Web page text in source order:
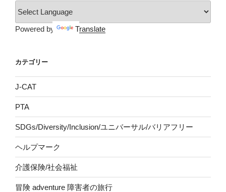
Powered by Translate
カテゴリー
J-CAT
PTA
SDGs/Diversity/Inclusion/ユニバーサル/バリアフリー
ヘルプマーク
介護保険/社会福祉
冒険 adventure 障害者の旅行